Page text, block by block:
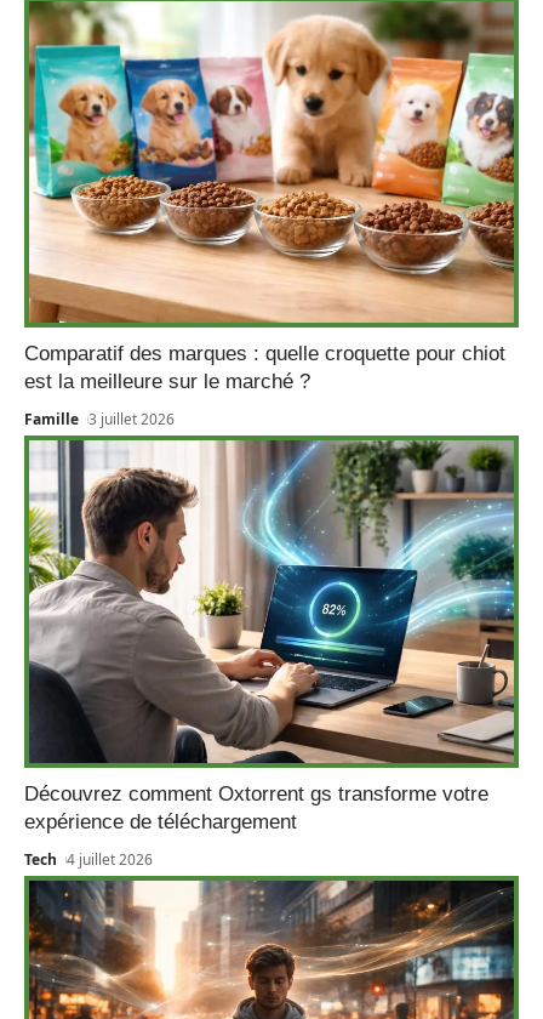
Comparatif des marques : quelle croquette pour chiot
est la meilleure sur le marché ?
Famille 3 juillet 2026
Découvrez comment Oxtorrent gs transforme votre
expérience de téléchargement
Tech 4 juillet 2026